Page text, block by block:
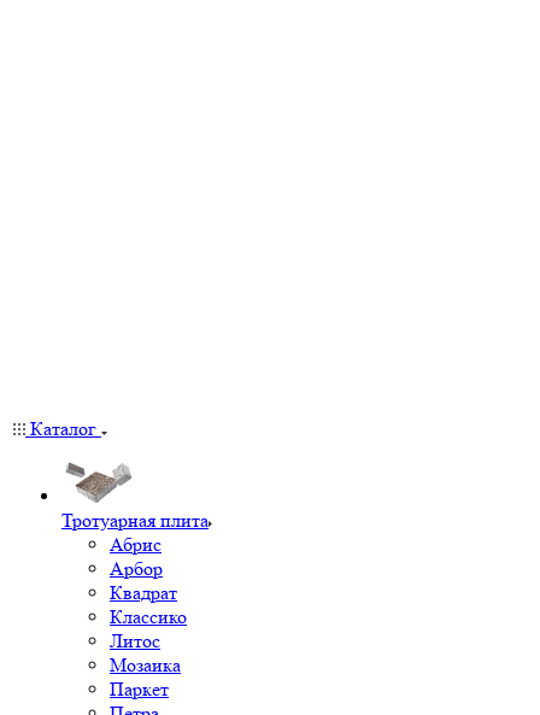
Каталог
Тротуарная плита
Абрис
Арбор
Квадрат
Классико
Литос
Мозаика
Паркет